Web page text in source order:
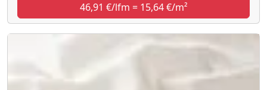
46,91 €/lfm = 15,64 €/m²